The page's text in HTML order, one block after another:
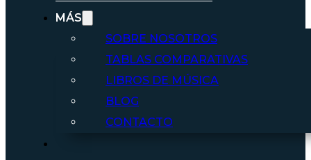
MÁS
SOBRE NOSOTROS
TABLAS COMPARATIVAS
LIBROS DE MÚSICA
BLOG
CONTACTO